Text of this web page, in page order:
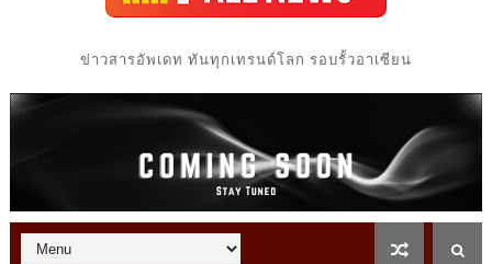
ข่าวสารอัพเดท ทันทุกเทรนด์โลก รอบรั้วอาเซียน